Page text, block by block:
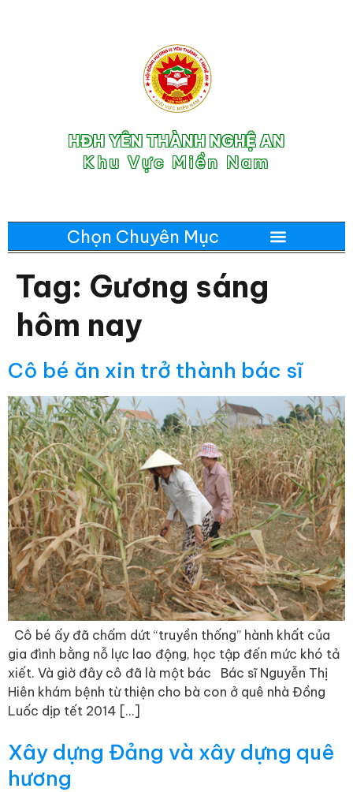
HĐH YÊN THÀNH NGHỆ AN
Khu Vực Miền Nam
Tag: Gương sáng
hôm nay
Cô bé ăn xin trở thành bác sĩ
Cô bé ấy đã chấm dứt “truyền thống” hành khất của
gia đình bằng nỗ lực lao động, học tập đến mức khó tả
xiết. Và giờ đây cô đã là một bác Bác sĩ Nguyễn Thị
Hiên khám bệnh từ thiện cho bà con ở quê nhà Đồng
Luốc dịp tết 2014 […]
Xây dựng Đảng và xây dựng quê
hương